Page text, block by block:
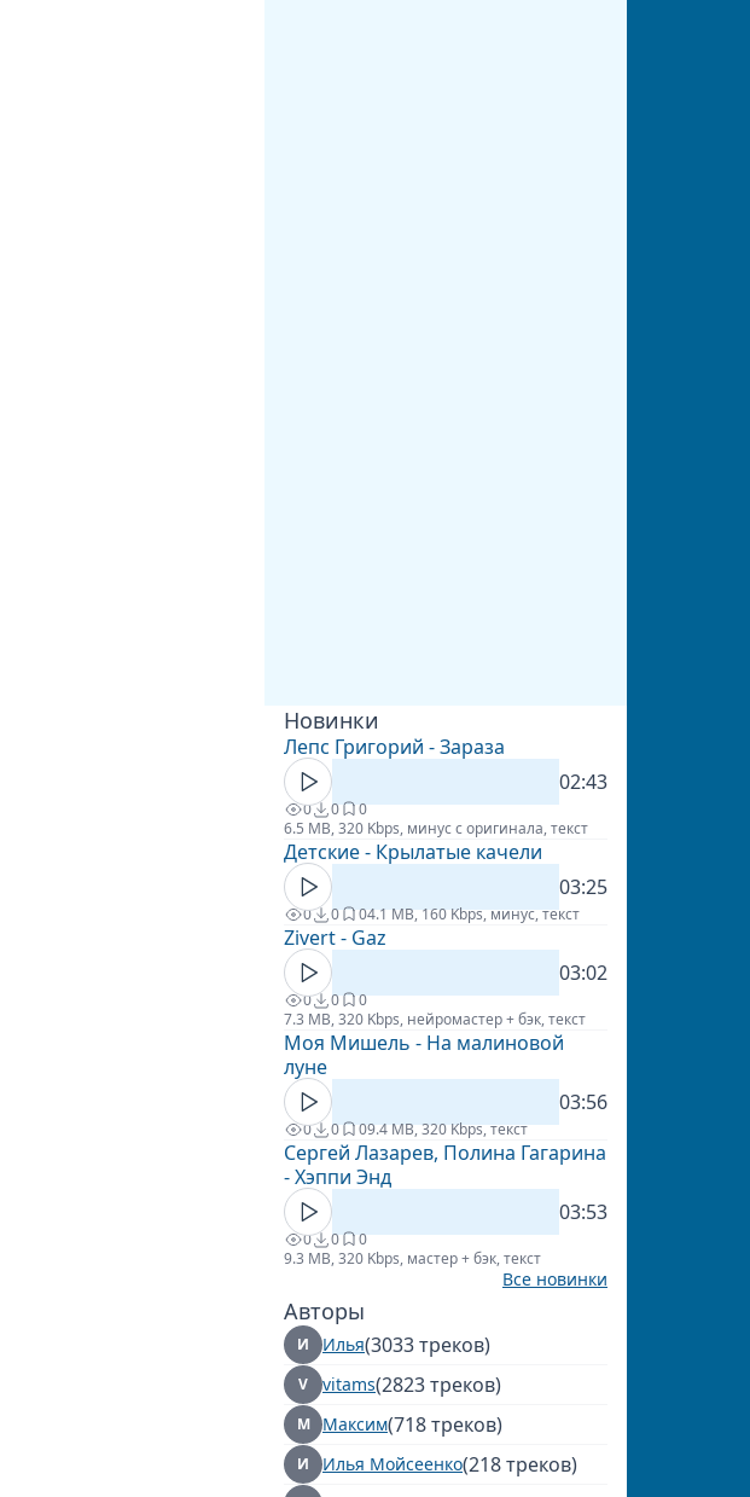
Новинки
Лепс Григорий - Зараза
02:43
0 0
0
6.5 MB, 320 Kbps, минус с оригинала, текст
Детские - Крылатые качели
03:25
0 0 04.1 MB, 160 Kbps, минус, текст
Zivert - Gaz
03:02
0 0
0
7.3 MB, 320 Kbps, нейромастер + бэк, текст
Моя Мишель - На малиновой
луне
03:56
0 0 09.4 MB, 320 Kbps, текст
Сергей Лазарев, Полина Гагарина
- Хэппи Энд
03:53
0 0
0
9.3 MB, 320 Kbps, мастер + бэк, текст
Все новинки
Авторы
И Илья(3033 треков)
V vitams(2823 треков)
М Максим(718 треков)
И Илья Мойсеенко(218 треков)